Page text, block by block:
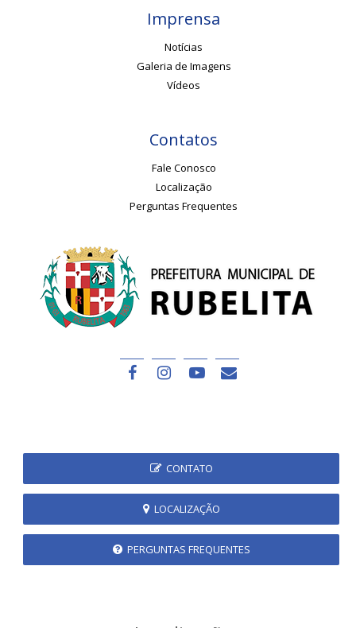
Imprensa
Notícias
Galeria de Imagens
Vídeos
Contatos
Fale Conosco
Localização
Perguntas Frequentes
CONTATO
LOCALIZAÇÃO
PERGUNTAS FREQUENTES